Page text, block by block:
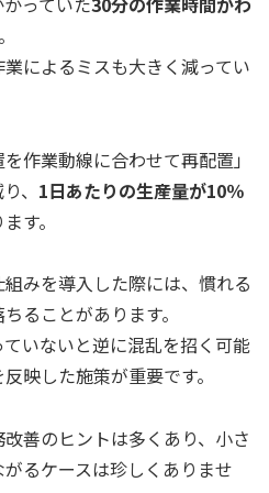
によるミスも大きく減ってい
作業動線に合わせて再配置」
、 1日あたりの生産量が10％
す。
みを導入した際には、慣れる
ることがあります。
いないと逆に混乱を招く可能
映した施策が重要です。
善のヒントは多くあり、小さ
るケースは珍しくありませ